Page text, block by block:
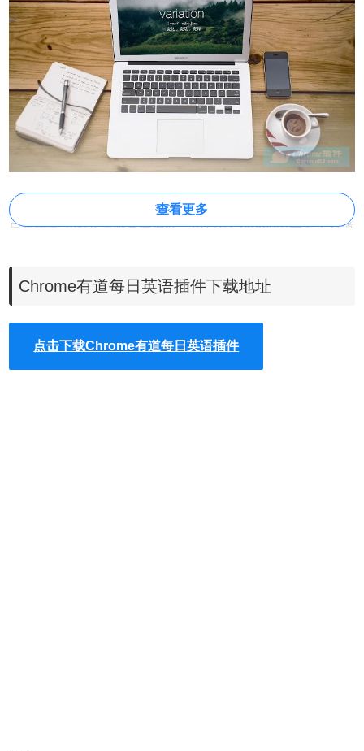
有道每日英语是一款在 Chrome新标签页
中集成了有道词典每
日英语学习的谷歌浏览器插件，用户在Chrome中安装了有道
候，看到有道词典为用户推荐的每日英语，并且提供了精美
的壁纸，让用户在不知不觉的情况下，记住英语单词，更加
用户可以使用有道每日英语插件滚动鼠标来滑动到下一个英
查看更多
Chrome有道每日英语插件下载地址
点击下载Chrome有道每日英语插件